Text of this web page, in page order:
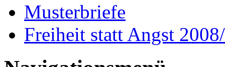
Musterbriefe
Freiheit statt Angst